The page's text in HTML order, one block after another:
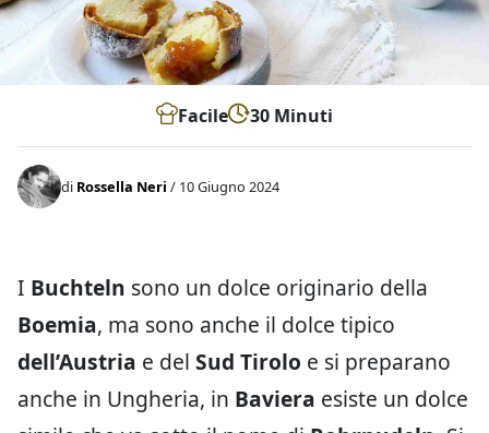
Facile 30 Minuti
di Rossella Neri / 10 Giugno 2024
I Buchteln sono un dolce originario della
Boemia, ma sono anche il dolce tipico
dell’Austria e del Sud Tirolo e si preparano
anche in Ungheria, in Baviera esiste un dolce